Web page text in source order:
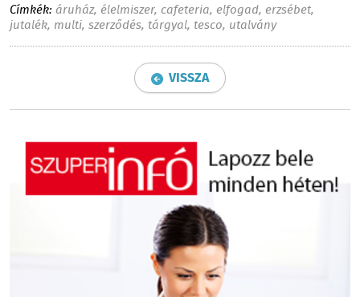
Címkék: áruház, élelmiszer, cafeteria, elfogad, erzsébet,
jutalék, multi, szerződés, tárgyal, tesco, utalvány
VISSZA